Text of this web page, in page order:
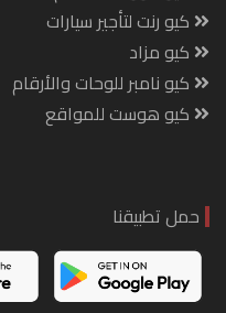
كيو رنت لتأجير سيارات
كيو مزاد
كيو نامبر للوحات والأرقام
كيو هوست للمواقع
حمل تطبيقنا